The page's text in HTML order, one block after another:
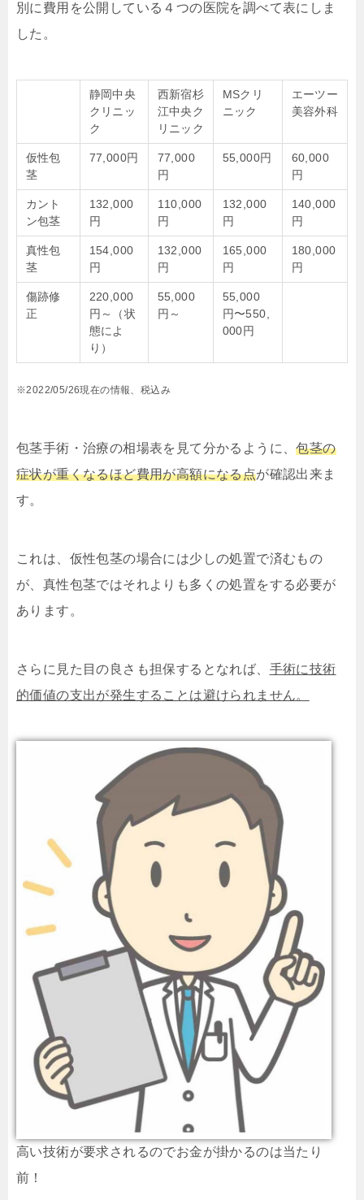
別に費用を公開している４つの医院を調べて表にしま
した。
静岡中央
クリニッ
ク
西新宿杉
江中央ク
リニック
MSクリ
ニック
エーツー
美容外科
仮性包
茎
77,000円
77,000
円
55,000円
60,000
円
カント
ン包茎
132,000
円
110,000
円
132,000
円
140,000
円
真性包
茎
154,000
円
132,000
円
165,000
円
180,000
円
傷跡修
正
220,000
円～（状
態によ
り）
55,000
円～
55,000
円〜550,
000円
※2022/05/26現在の情報、税込み
包茎手術・治療の相場表を見て分かるように、包茎の
症状が重くなるほど費用が高額になる点が確認出来ま
す。
これは、仮性包茎の場合には少しの処置で済むもの
が、真性包茎ではそれよりも多くの処置をする必要が
あります。
さらに見た目の良さも担保するとなれば、 手術に技術
的価値の支出が発生することは避けられません。
高い技術が要求されるのでお金が掛かるのは当たり
前！